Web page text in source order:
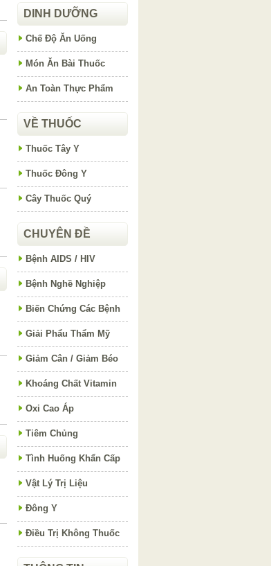
DINH DƯỠNG
Chế Độ Ăn Uống
Món Ăn Bài Thuốc
An Toàn Thực Phẩm
VỀ THUỐC
Thuốc Tây Y
Thuốc Đông Y
Cây Thuốc Quý
CHUYÊN ĐỀ
Bệnh AIDS / HIV
Bệnh Nghề Nghiệp
Biến Chứng Các Bệnh
Giải Phẩu Thẩm Mỹ
Giảm Cân / Giảm Béo
Khoáng Chất Vitamin
Oxi Cao Áp
Tiêm Chủng
Tình Huống Khẩn Cấp
Vật Lý Trị Liệu
Đông Y
Điều Trị Không Thuốc